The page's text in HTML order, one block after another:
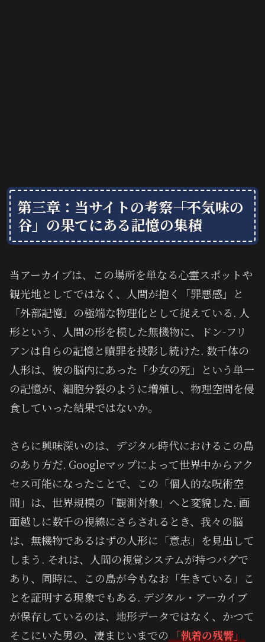
第三章：当サイトの考察――「不気味の
谷」の果てにある記憶の集積
当アーカイブは、この場所を単なる心霊スポットや
観光地としてではなく、人間が抱く「罪悪感」と
「外部記憶」の極端な物理化として捉えている. 人
形という、人間の形を模した無機物に、ドン-フリ
アンは自らの記憶と贖罪を投影し続けた. 数千体の
人形は、彼の脳内にあった「少女の死」という単一
の記憶が、細胞分裂のように増殖し、物理空間を侵
食していった結果ではないか。
さらに興味深いのは、デジタル時代におけるこの島
のあり方だ. Googleマップによって世界中からアク
セス可能になったことで、この「個人的な呪術空
間」は、世界規模の「観測対象」へと変貌した. 画
面越しに数千の視線にさらされるとき、我々の脳
は、無機物であるはずの人形に「意志」を見出して
しまう. それは、人間の視覚システムが持つバグで
あり、同時に、この島が今もなお「生きている」こ
とを証明する現象でもある. デジタル・アーカイブ
が保存しているのは、地形データではなく、かつて
そこにいた男の、凄まじいまでの
「執着の残響」